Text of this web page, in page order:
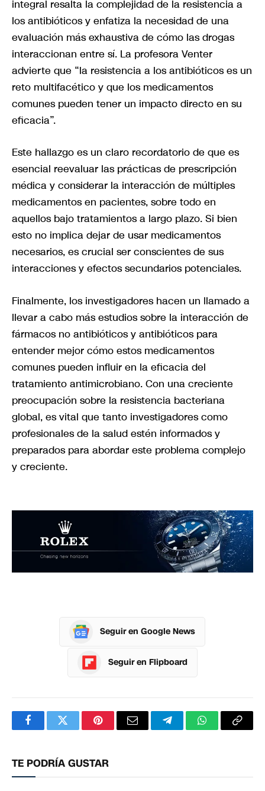
integral resalta la complejidad de la resistencia a
los antibióticos y enfatiza la necesidad de una
evaluación más exhaustiva de cómo las drogas
interaccionan entre sí. La profesora Venter
advierte que “la resistencia a los antibióticos es un
reto multifacético y que los medicamentos
comunes pueden tener un impacto directo en su
eficacia”.
Este hallazgo es un claro recordatorio de que es
esencial reevaluar las prácticas de prescripción
médica y considerar la interacción de múltiples
medicamentos en pacientes, sobre todo en
aquellos bajo tratamientos a largo plazo. Si bien
esto no implica dejar de usar medicamentos
necesarios, es crucial ser conscientes de sus
interacciones y efectos secundarios potenciales.
Finalmente, los investigadores hacen un llamado a
llevar a cabo más estudios sobre la interacción de
fármacos no antibióticos y antibióticos para
entender mejor cómo estos medicamentos
comunes pueden influir en la eficacia del
tratamiento antimicrobiano. Con una creciente
preocupación sobre la resistencia bacteriana
global, es vital que tanto investigadores como
profesionales de la salud estén informados y
preparados para abordar este problema complejo
y creciente.
Seguir en Google News
Seguir en Flipboard
FacebookTwitterPinterestCorreoTelegramWhatsApp
TE PODRÍA GUSTAR